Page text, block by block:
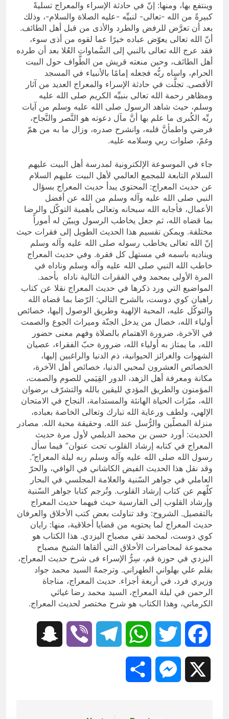
وينتفع بها، ومنها: إنّ في حادثة الإسراء والمعراج تسليةً
كبيرةً من الله -تعالى- لنبيِّه -عليه الصلاة والسلام-، وذلك
بعد أن تعرَّض للرفض والطرد والأذى من قبل أهل الطائف.
أنّ الله تعالى يعوّض عباده خيرًا عما لقوه من أذى سوء،
فقد عرج الله تعالى بالنبي إلى السَّماوات العُلا بعد أن طرده
أهل الطائف، وحين منعته قريش من الطَّواف حول البيت
الحرام، واساه ربُّه فجعله إمامًا بالأنبياء في المسجد
الأقصى. تجلَّت في حادثة الإسراء والمعراج العديد من آثار
ومظاهر رحمة الله تعالى بنبيِّه الكريم صلى الله عليه
وسلم، حيث شاهد الرسول صلى الله عليه وسلم من آيات
ربِّه الكُبرى ما علم بها أنَّ مآل دعوته هو النَّصر والنَّجاح،
فرضي واطمأنَّ قلبه، وانشرح صدره، وزال ما به من همّ
وغمّ، صلوات ربي وسلامه عليه.
جاء في الموسوعة الإلكترونية لمدرسة أهل البيت عليهم‌
السلام التابعة للمجمع العالمي لأهل البيت عليهم السلام
عن حديث المعراج: المحتوى يبدأ حديث المعراج بسؤال
النبي صلى الله عليه وآله وسلم من الله عن أفضل
الأعمال، فأجابه الله سبحانه وتعالى بأهمية التوكّل والرضا
بما قضاه الله، ثم جعل يخاطب الرسول ويبيّن له أموراً
مختلفة. ويمكن تقسيم هذا الحديث الطويل إلى فقرات حيث
إنّ الله تعالى يخاطب رسوله صلى الله عليه وآله وسلم
ويناديه باسمه في مستهل كل فقرة. وفي حديث المعراج
خاطب الله النبي صلى الله عليه وآله وسلم وناداه في
المرة الأولى بمحمد وفي الفقرات التالية ناداه بأحمد.
المواضيع التي ورد ذكرها في حديث المعراج نقلا عن كتاب
راهيان كوي دوست، بالشرح التالي: الرّضا بما قضاه الله
والتوكّل عليه، المحبة الإلهية وطريق الوصول إليها، خصائص
أولياء الله، خصال من يدخل الجنّة وميراث الجوع والصمت
في الآخرة، ضرورة الاهتمام بالصلاة وفهم معنى حضور
الله، ما يمتاز به أولياء الله، ضرورة حبّ الفقراء، عصيان
الشهوات والغرائز الحيوانية، ذم الدنيا والراغبين إليها،
الخصائص العشرون لمحبي الدنيا، خصائص أهل الآخرة،
مكانة ومعرفة أهل الزهد، الدور القِيَمي للصوم والصمت،
المؤمنون والطريق المؤدي لليقين بالله والتشرّف برضوان
الله، ميّزات الحياة الهانئة والمستدامة، النجاح في الامتحان
الإلهي، ولطف ورعاية الله تبارك وتعالى الخاصة بعباده،
منزلة المصلّين والرُّسل عند الله. وحقيقة محبة الله. مصادر
الحديث: أورد حسن بن محمد الديلمي لأول مرة حديث
المعراج في كتابه إرشاد القلوب تحت عنوان” فيما سأل
رسول الله صلى الله عليه وآله وسلم ربه ليلة المعراج‌”.
وقد نقل هذا الحديث الفيض الكاشاني في الوافي، والحرّ
العاملي في جواهر السّنية والعلامة المجلسي في البحار
كلّهم عن كتاب إرشاد القلوب. وتُرجم كتابا جواهر السّنية
وإرشاد القلوب إلى الفارسية حيث فيهما حديث المعراج
بالتفصيل. الشروح: وقد تناولت بعض كتب الأخلاق والعرفان
حديث المعراج لما يحتويه من قضايا أخلاقية، منها: رايان
كوي دوست، لمحمد تقي مصباح اليزدي. هذا الكتاب هو
مجموعة لمحاضرات الأخلاق التي ألقاها الشيخ مصباح
اليزدي في حوزة قم، سِرُّ الإسراء فی شرح حديث المعراج،
بقلم علي بهلواني الطهراني. وترجمهُ السيد محمد جواد
وزيري فرد، في أربعة أجزاء. حديث المعراج، مناجاة
الرحمن في ليلة المعراج، السيد محمد رضا غياثي
الكرماني، وهذا الكتاب هو شرح مختصر لحديث المعراج.
Facebook
Twitter
WhatsApp
Telegram
Viber
Messenger